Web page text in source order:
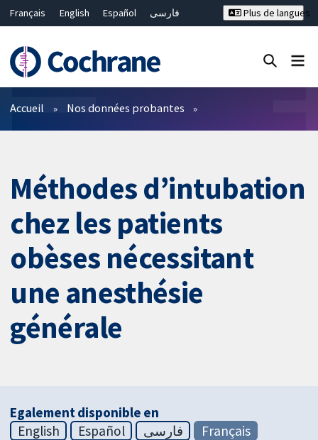
Français English Español
فارسی
Bahasa Malaysia
ไทย
繁體中文
简体中文
Plus de langues
Filtres
Accueil Nos données probantes
Méthodes d’intubation
chez les patients
obèses nécessitant
une anesthésie
générale
Egalement disponible en
English
Español فارسی Français